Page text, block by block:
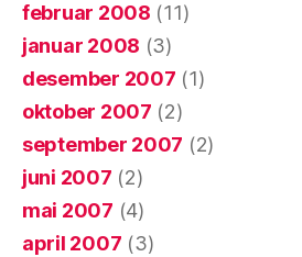
februar 2008 (11)
januar 2008 (3)
desember 2007 (1)
oktober 2007 (2)
september 2007 (2)
juni 2007 (2)
mai 2007 (4)
april 2007 (3)